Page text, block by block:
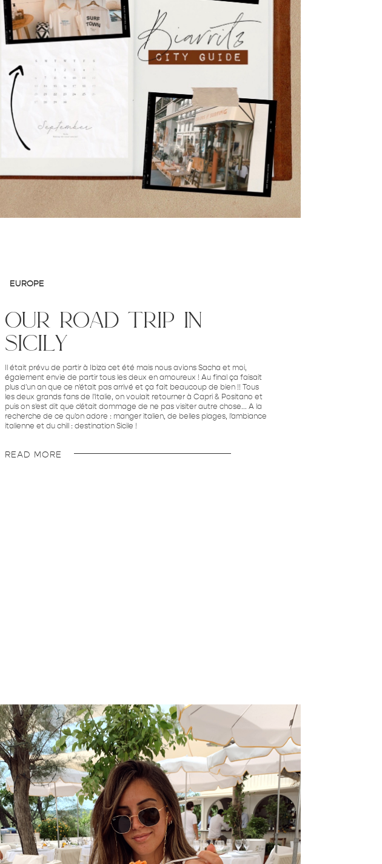
EUROPE
our road trip in
sicily
Il était prévu de partir à Ibiza cet été mais nous avions Sacha et moi,
également envie de partir tous les deux en amoureux ! Au final ça faisait
plus d'un an que ce n'était pas arrivé et ça fait beaucoup de bien !! Tous
les deux grands fans de l'Italie, on voulait retourner à Capri & Positano et
puis on s'est dit que c'était dommage de ne pas visiter autre chose... A la
recherche de ce qu'on adore : manger italien, de belles plages, l'ambiance
italienne et du chill : destination Sicile !
READ MORE